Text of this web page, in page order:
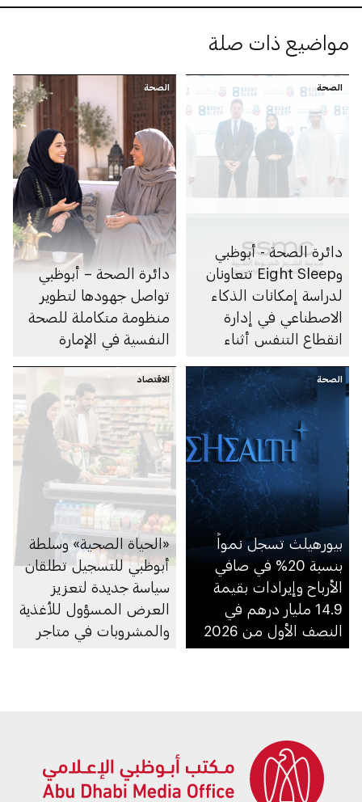
مواضيع ذات صلة
الصحة
دائرة الصحة - أبوظبي
وEight Sleep تتعاونان
لدراسة إمكانات الذكاء
الاصطناعي في إدارة
انقطاع التنفس أثناء
الصحة
دائرة الصحة – أبوظبي
تواصل جهودها لتطوير
منظومة متكاملة للصحة
النفسية في الإمارة
الصحة
بيورهيلث تسجل نمواً
بنسبة 20% في صافي
الأرباح وإيرادات بقيمة
14.9 مليار درهم في
النصف الأول من 2026
الاقتصاد
«الحياة الصحية» وسلطة
أبوظبي للتسجيل تطلقان
سياسة جديدة لتعزيز
العرض المسؤول للأغذية
والمشروبات في متاجر